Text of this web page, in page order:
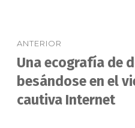
de
entradas
ANTERIOR
Entrada
anterior:
Una ecografía de
besándose en el
cautiva Internet